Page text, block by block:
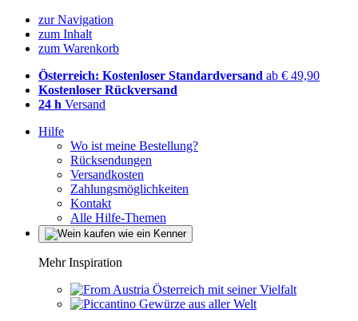
zur Navigation
zum Inhalt
zum Warenkorb
Österreich: Kostenloser Standardversand ab € 49,90
Kostenloser Rückversand
24 h Versand
Hilfe
Wo ist meine Bestellung?
Rücksendungen
Versandkosten
Zahlungsmöglichkeiten
Kontakt
Alle Hilfe-Themen
Mehr Inspiration
Österreich mit seiner Vielfalt
Gewürze aus aller Welt